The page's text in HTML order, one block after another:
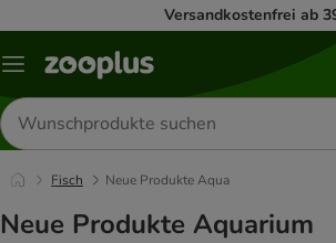
Versandkostenfrei ab
Menü
Produkte
suchen
Fisch Neue Produkte Aqua
Neue Produkte Aquarium